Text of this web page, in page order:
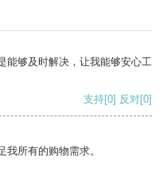
能够及时解决，让我能够安心工
支持[0] 反对[0]
所有的购物需求。